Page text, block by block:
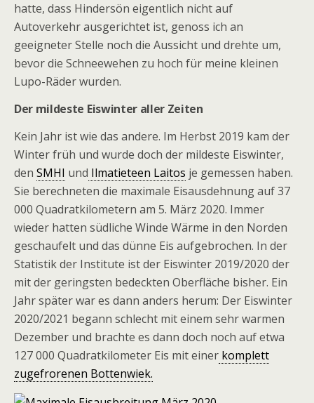
hatte, dass Hindersön eigentlich nicht auf
Autoverkehr ausgerichtet ist, genoss ich an
geeigneter Stelle noch die Aussicht und drehte um,
bevor die Schneewehen zu hoch für meine kleinen
Lupo-Räder wurden.
Der mildeste Eiswinter aller Zeiten
Kein Jahr ist wie das andere. Im Herbst 2019 kam der
Winter früh und wurde doch der mildeste Eiswinter,
den SMHI und Ilmatieteen Laitos je gemessen haben.
Sie berechneten die maximale Eisausdehnung auf 37
000 Quadratkilometern am 5. März 2020. Immer
wieder hatten südliche Winde Wärme in den Norden
geschaufelt und das dünne Eis aufgebrochen. In der
Statistik der Institute ist der Eiswinter 2019/2020 der
mit der geringsten bedeckten Oberfläche bisher. Ein
Jahr später war es dann anders herum: Der Eiswinter
2020/2021 begann schlecht mit einem sehr warmen
Dezember und brachte es dann doch noch auf etwa
127 000 Quadratkilometer Eis mit einer komplett
zugefrorenen Bottenwiek.